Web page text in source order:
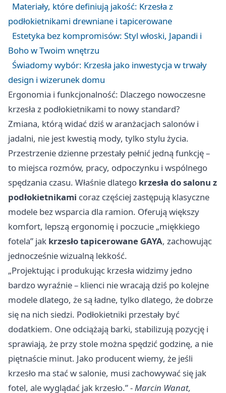
Materiały, które definiują jakość: Krzesła z
podłokietnikami drewniane i tapicerowane
Estetyka bez kompromisów: Styl włoski, Japandi i
Boho w Twoim wnętrzu
Świadomy wybór: Krzesła jako inwestycja w trwały
design i wizerunek domu
Ergonomia i funkcjonalność: Dlaczego nowoczesne
krzesła z podłokietnikami to nowy standard?
Zmiana, którą widać dziś w aranżacjach salonów i
jadalni, nie jest kwestią mody, tylko stylu życia.
Przestrzenie dzienne przestały pełnić jedną funkcję –
to miejsca rozmów, pracy, odpoczynku i wspólnego
spędzania czasu. Właśnie dlatego krzesła do salonu z
podłokietnikami coraz częściej zastępują klasyczne
modele bez wsparcia dla ramion. Oferują większy
komfort, lepszą ergonomię i poczucie „miękkiego
fotela” jak krzesło tapicerowane GAYA, zachowując
jednocześnie wizualną lekkość.
„Projektując i produkując krzesła widzimy jedno
bardzo wyraźnie – klienci nie wracają dziś po kolejne
modele dlatego, że są ładne, tylko dlatego, że dobrze
się na nich siedzi. Podłokietniki przestały być
dodatkiem. One odciążają barki, stabilizują pozycję i
sprawiają, że przy stole można spędzić godzinę, a nie
piętnaście minut. Jako producent wiemy, że jeśli
krzesło ma stać w salonie, musi zachowywać się jak
fotel, ale wyglądać jak krzesło.” -Marcin Wanat,